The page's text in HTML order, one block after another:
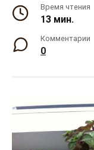
Время чтения
13 мин.
Комментарии
0